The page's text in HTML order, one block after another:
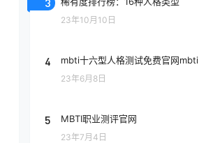
23年10月10日
4 mbti十六型人格测试免费官网mbti
23年6月8日
5 MBTI职业测评官网
23年7月4日